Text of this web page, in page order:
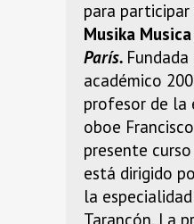
para
Musika
París.
académico
profesor de la
oboe
presente
está dirigido
la
Tarancón. La